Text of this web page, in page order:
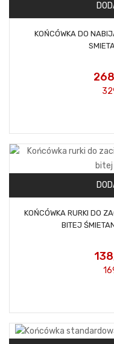
KOŃCÓWKA DO
KOŃCÓWKA RURKI DO
BITEJ